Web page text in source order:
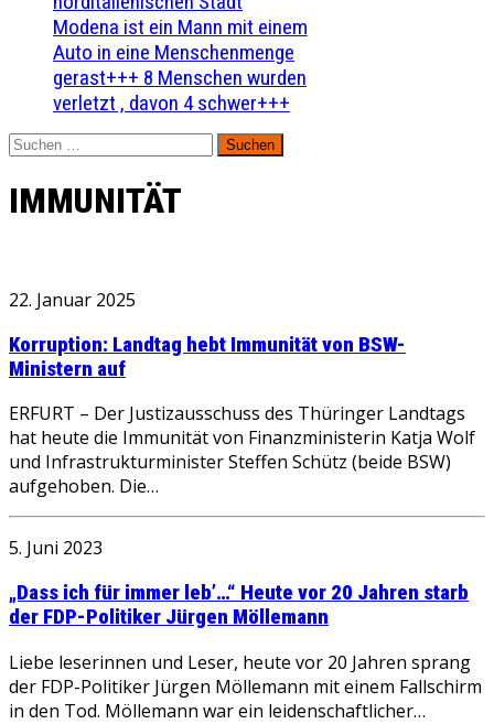
Modena ist ein Mann mit einem
Auto in eine Menschenmenge
gerast+++ 8 Menschen wurden
verletzt , davon 4 schwer+++
Suchen
nach:
IMMUNITÄT
22. Januar 2025
Korruption: Landtag hebt Immunität von BSW-
Ministern auf
ERFURT – Der Justizausschuss des Thüringer Landtags
hat heute die Immunität von Finanzministerin Katja Wolf
und Infrastrukturminister Steffen Schütz (beide BSW)
aufgehoben. Die…
5. Juni 2023
„Dass ich für immer leb’…“ Heute vor 20 Jahren starb
der FDP-Politiker Jürgen Möllemann
Liebe leserinnen und Leser, heute vor 20 Jahren sprang
der FDP-Politiker Jürgen Möllemann mit einem Fallschirm
in den Tod. Möllemann war ein leidenschaftlicher…